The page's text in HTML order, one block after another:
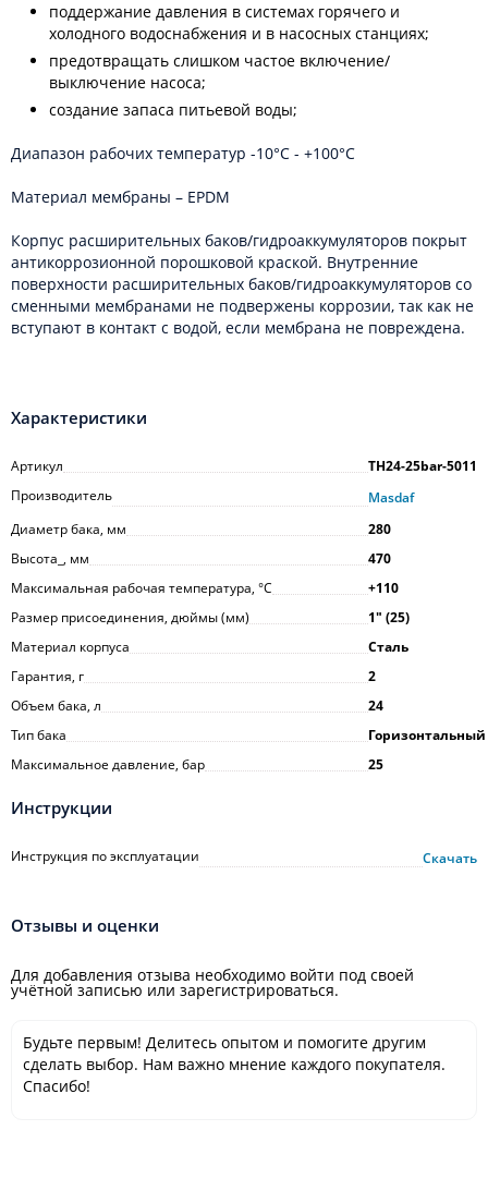
поддержание давления в системах горячего и
холодного водоснабжения и в насосных станциях;
предотвращать слишком частое включение/
выключение насоса;
создание запаса питьевой воды;
Диапазон рабочих температур -10°С - +100°С
Материал мембраны – EPDM
Корпус расширительных баков/гидроаккумуляторов покрыт
антикоррозионной порошковой краской. Внутренние
поверхности расширительных баков/гидроаккумуляторов со
сменными мембранами не подвержены коррозии, так как не
вступают в контакт с водой, если мембрана не повреждена.
Характеристики
Артикул
TH24-25bar-5011
Производитель
Masdaf
Диаметр бака, мм
280
Высота_, мм
470
Максимальная рабочая температура, °С
+110
Размер присоединения, дюймы (мм)
1ʺ (25)
Материал корпуса
Сталь
Гарантия, г
2
Объем бака, л
24
Тип бака
Горизонтальный
Максимальное давление, бар
25
Инструкции
Инструкция по эксплуатации Скачать
Отзывы и оценки
Для добавления отзыва необходимо войти под своей
учётной записью или зарегистрироваться.
Будьте первым! Делитесь опытом и помогите другим
сделать выбор. Нам важно мнение каждого покупателя.
Спасибо!